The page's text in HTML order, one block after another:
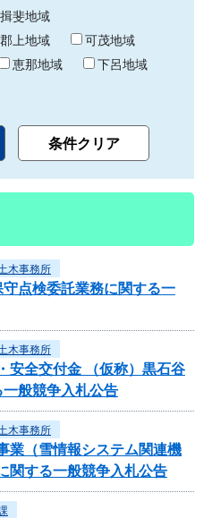
揖斐地域
郡上地域
可茂地域
恵那地域
下呂地域
木事務所
点検委託業務に関する一
木事務所
安全交付金 （仮称）黒石谷
般競争入札公告
木事務所
業（雪情報システム関連機
する一般競争入札公告